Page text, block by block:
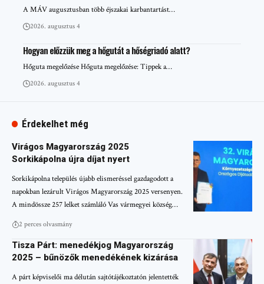
A MÁV augusztusban több éjszakai karbantartást…
2026. augusztus 4
Hogyan előzzük meg a hőgutát a hőségriadó alatt?
Hőguta megelőzése Hőguta megelőzése: Tippek a…
2026. augusztus 4
Érdekelhet még
Virágos Magyarország 2025
Sorkikápolna újra díjat nyert
Sorkikápolna település újabb elismeréssel gazdagodott a
napokban lezárult Virágos Magyarország 2025 versenyen.
A mindössze 257 lelket számláló Vas vármegyei község…
2 perces olvasmány
Tisza Párt: menedékjog Magyarország
2025 – bűnözők menedékének kizárása
A párt képviselői ma délután sajtótájékoztatón jelentették